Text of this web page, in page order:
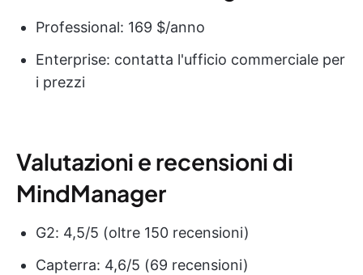
Professional: 169 $/anno
Enterprise: contatta l'ufficio commerciale per
i prezzi
Valutazioni e recensioni di
MindManager
G2: 4,5/5 (oltre 150 recensioni)
Capterra: 4,6/5 (69 recensioni)